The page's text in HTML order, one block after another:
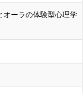
オーラの体験型心理学